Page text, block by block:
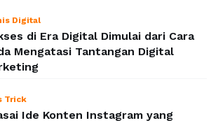
Digital
di Era Digital Dimulai dari Cara
Mengatasi Tantangan Digital
Trick
Ide Konten Instagram yang